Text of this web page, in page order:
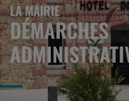
LA MAIRIE
DÉMARCHES